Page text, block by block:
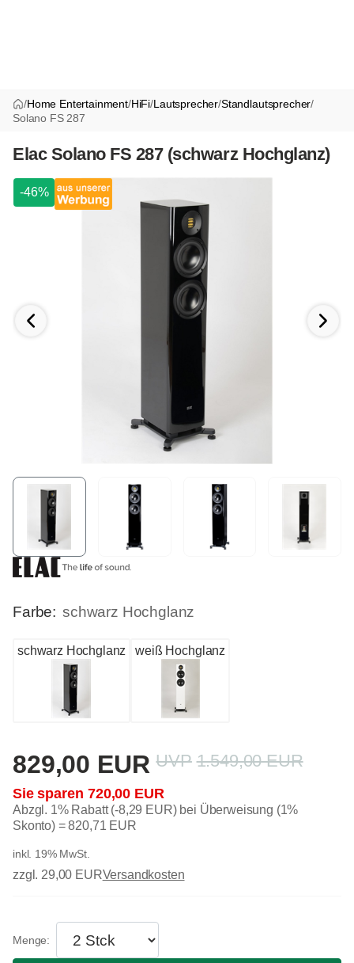
/Home Entertainment/HiFi/Lautsprecher/Standlautsprecher/
Solano FS 287
Elac Solano FS 287 (schwarz Hochglanz)
-46%
Farbe: schwarz Hochglanz
schwarz Hochglanz weiß Hochglanz
1.549,00 EUR
720,00 EUR
829,00 EUR
Abzgl. 1% Rabatt (-8,29 EUR) bei Überweisung (1%
Skonto) =820,71 EUR
inkl. 19% MwSt.
zzgl. 29,00 EURVersandkosten